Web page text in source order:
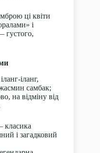
ці квіти
і
густого,
іланг,
самбак;
на відміну від
класика
і загадковий